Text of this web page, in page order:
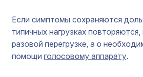
Если симптомы сохраняются
типичных нагрузках
разовой перегрузке, а о
помощи голосовому аппарату.